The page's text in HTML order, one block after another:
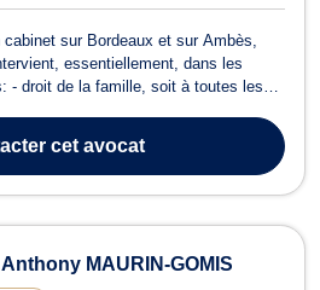
cabinet sur Bordeaux et sur Ambès,
essentiellement, dans les
- droit de la famille, soit à toutes les
du régime matrimonial) ainsi que
cet avocat
Anthony MAURIN-GOMIS